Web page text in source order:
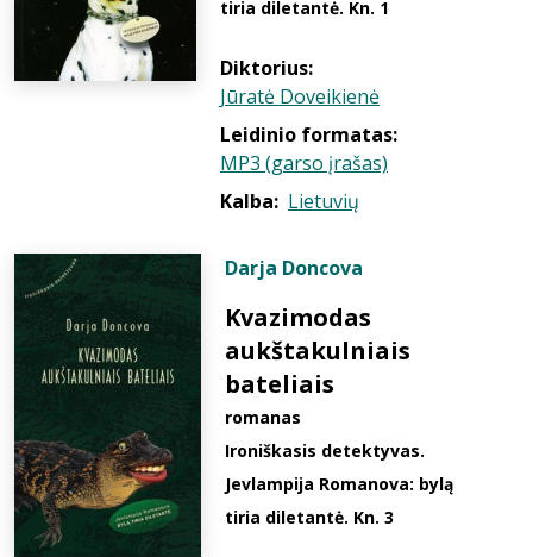
tiria diletantė. Kn. 1
Diktorius:
Jūratė Doveikienė
Leidinio formatas:
MP3 (garso įrašas)
Kalba: Lietuvių
Darja Doncova
Kvazimodas
aukštakulniais
bateliais
romanas
Ironiškasis detektyvas.
Jevlampija Romanova: bylą
tiria diletantė. Kn. 3